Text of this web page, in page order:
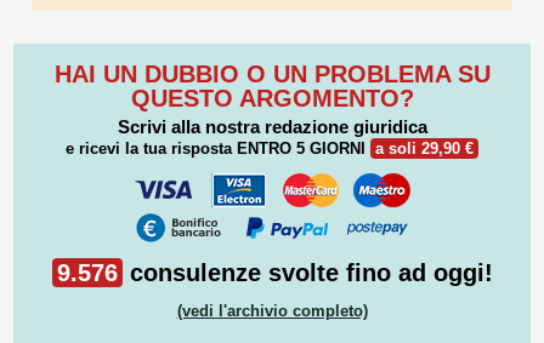
HAI UN DUBBIO O UN PROBLEMA SU
QUESTO ARGOMENTO?
Scrivi alla nostra redazione giuridica
e ricevi la tua risposta ENTRO 5 GIORNI a soli 29,90 €
9.576 consulenze svolte fino ad oggi!
(vedi l'archivio completo)